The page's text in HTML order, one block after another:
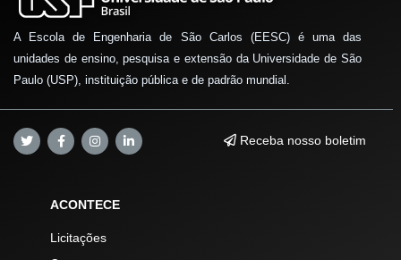
A Escola de Engenharia de São Carlos (EESC) é uma das
unidades de ensino, pesquisa e extensão da Universidade de São
Paulo (USP), instituição pública e de padrão mundial.
Receba nosso boletim
ACONTECE
Licitações